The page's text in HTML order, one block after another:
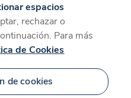
espacios
rechazar o
Para más
de Cookies
de cookies